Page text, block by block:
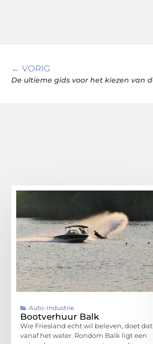
← VORIG
De ultieme gids voor het kiezen van
Auto-Industrie
Bootverhuur Balk
Wie Friesland echt wil beleven, doet dat
vanaf het water. Rondom Balk ligt een